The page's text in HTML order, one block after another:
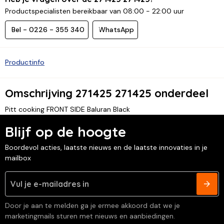
Productspecialisten bereikbaar van 08:00 - 22:00 uur
Bel - 0226 - 355 340 WhatsApp
Productinfo
Omschrijving 271425 271425 onderdeel
Pitt cooking FRONT SIDE Baluran Black
Blijf op de hoogte
Boordevol acties, laatste nieuws en de laatste innovaties in je
mailbox
Door je aan te melden ga je ermee akkoord dat we je
marketingmails sturen met nieuws en aanbiedingen.